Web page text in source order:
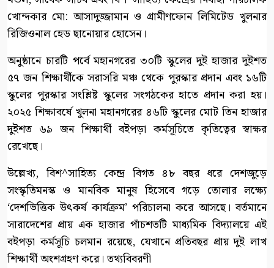
খোন্দকার মো: আসাদুজ্জামান ও গ্রামীণফোন লিমিটেড খুলনার
রিজিওনাল হেড ছানোয়ার হোসেন।
অনুষ্ঠানে চারটি পর্বে মহানগরের ৩০টি স্কুলের দুই হাজার দুইশত
৫৭ জন শিক্ষার্থীকে সরাসরি মঞ্চ থেকে পুরস্কার প্রদান এবং ১৬টি
স্কুলের পুরস্কার সংশ্লিষ্ট স্কুলের সংগঠকের হাতে প্রদান করা হয়।
২০২৫ শিক্ষাবর্ষে খুলনা মহানগরের ৪৬টি স্কুলের মোট তিন হাজার
দুইশত ৬৯ জন শিক্ষার্থী বইপড়া কর্মসূচিতে কৃতিত্বের স্বাক্ষর
রেখেছে।
উল্লেখ্য, বিশ^সাহিত্য কেন্দ্র বিগত ৪৮ বছর ধরে দেশজুড়ে
সংস্কৃতিমনস্ক ও মানবিক মানুষ হিসেবে গড়ে তোলার লক্ষ্যে
‘দেশভিত্তিক উৎকর্ষ কার্যক্রম’ পরিচালনা করে আসছে। বর্তমানে
সারাদেশের প্রায় এক হাজার পাঁচশতটি মাধ্যমিক বিদ্যালয়ে এই
বইপড়া কর্মসূচি চলমান রয়েছে, যেখানে প্রতিবছর প্রায় দুই লাখ
শিক্ষার্থী অংশগ্রহণ করে। তথ্যবিবরণী